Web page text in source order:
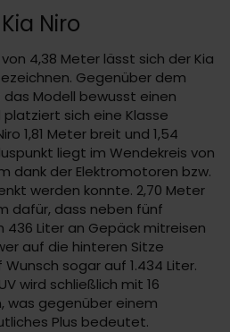
Niro
4,38 Meter lässt sich der Kia
Gegenüber dem
Modell bewusst einen
sich eine Klasse
1,81 Meter breit und 1,54
liegt im Wendekreis von
dank der Elektromotoren bzw.
werden konnte. 2,70 Meter
dafür, dass neben fünf
436 Liter an Gepäck mitreisen
auf die hinteren Sitze
sogar auf 1.434 Liter.
wird schließlich mit 16
was gegenüber einem
Plus bedeutet.